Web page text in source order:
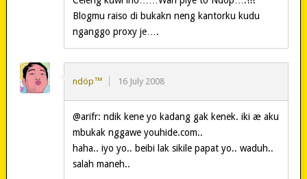
Blogmu raiso di bukakn neng kantorku kudu
nganggo proxy je….
ndöp™ 16 July 2008
@arifr: ndik kene yo kadang gak kenek. iki æ aku
mbukak nggawe youhide.com..
haha.. iyo yo.. beibi lak sikile papat yo.. waduh..
salah maneh..